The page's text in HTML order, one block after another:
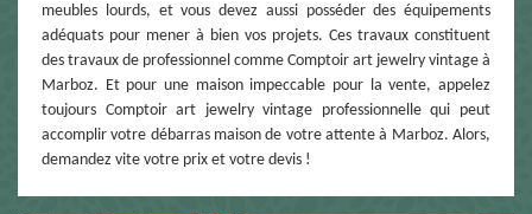
meubles lourds, et vous devez aussi posséder des équipements
adéquats pour mener à bien vos projets. Ces travaux constituent
des travaux de professionnel comme Comptoir art jewelry vintage à
Marboz. Et pour une maison impeccable pour la vente, appelez
toujours Comptoir art jewelry vintage professionnelle qui peut
accomplir votre débarras maison de votre attente à Marboz. Alors,
demandez vite votre prix et votre devis !